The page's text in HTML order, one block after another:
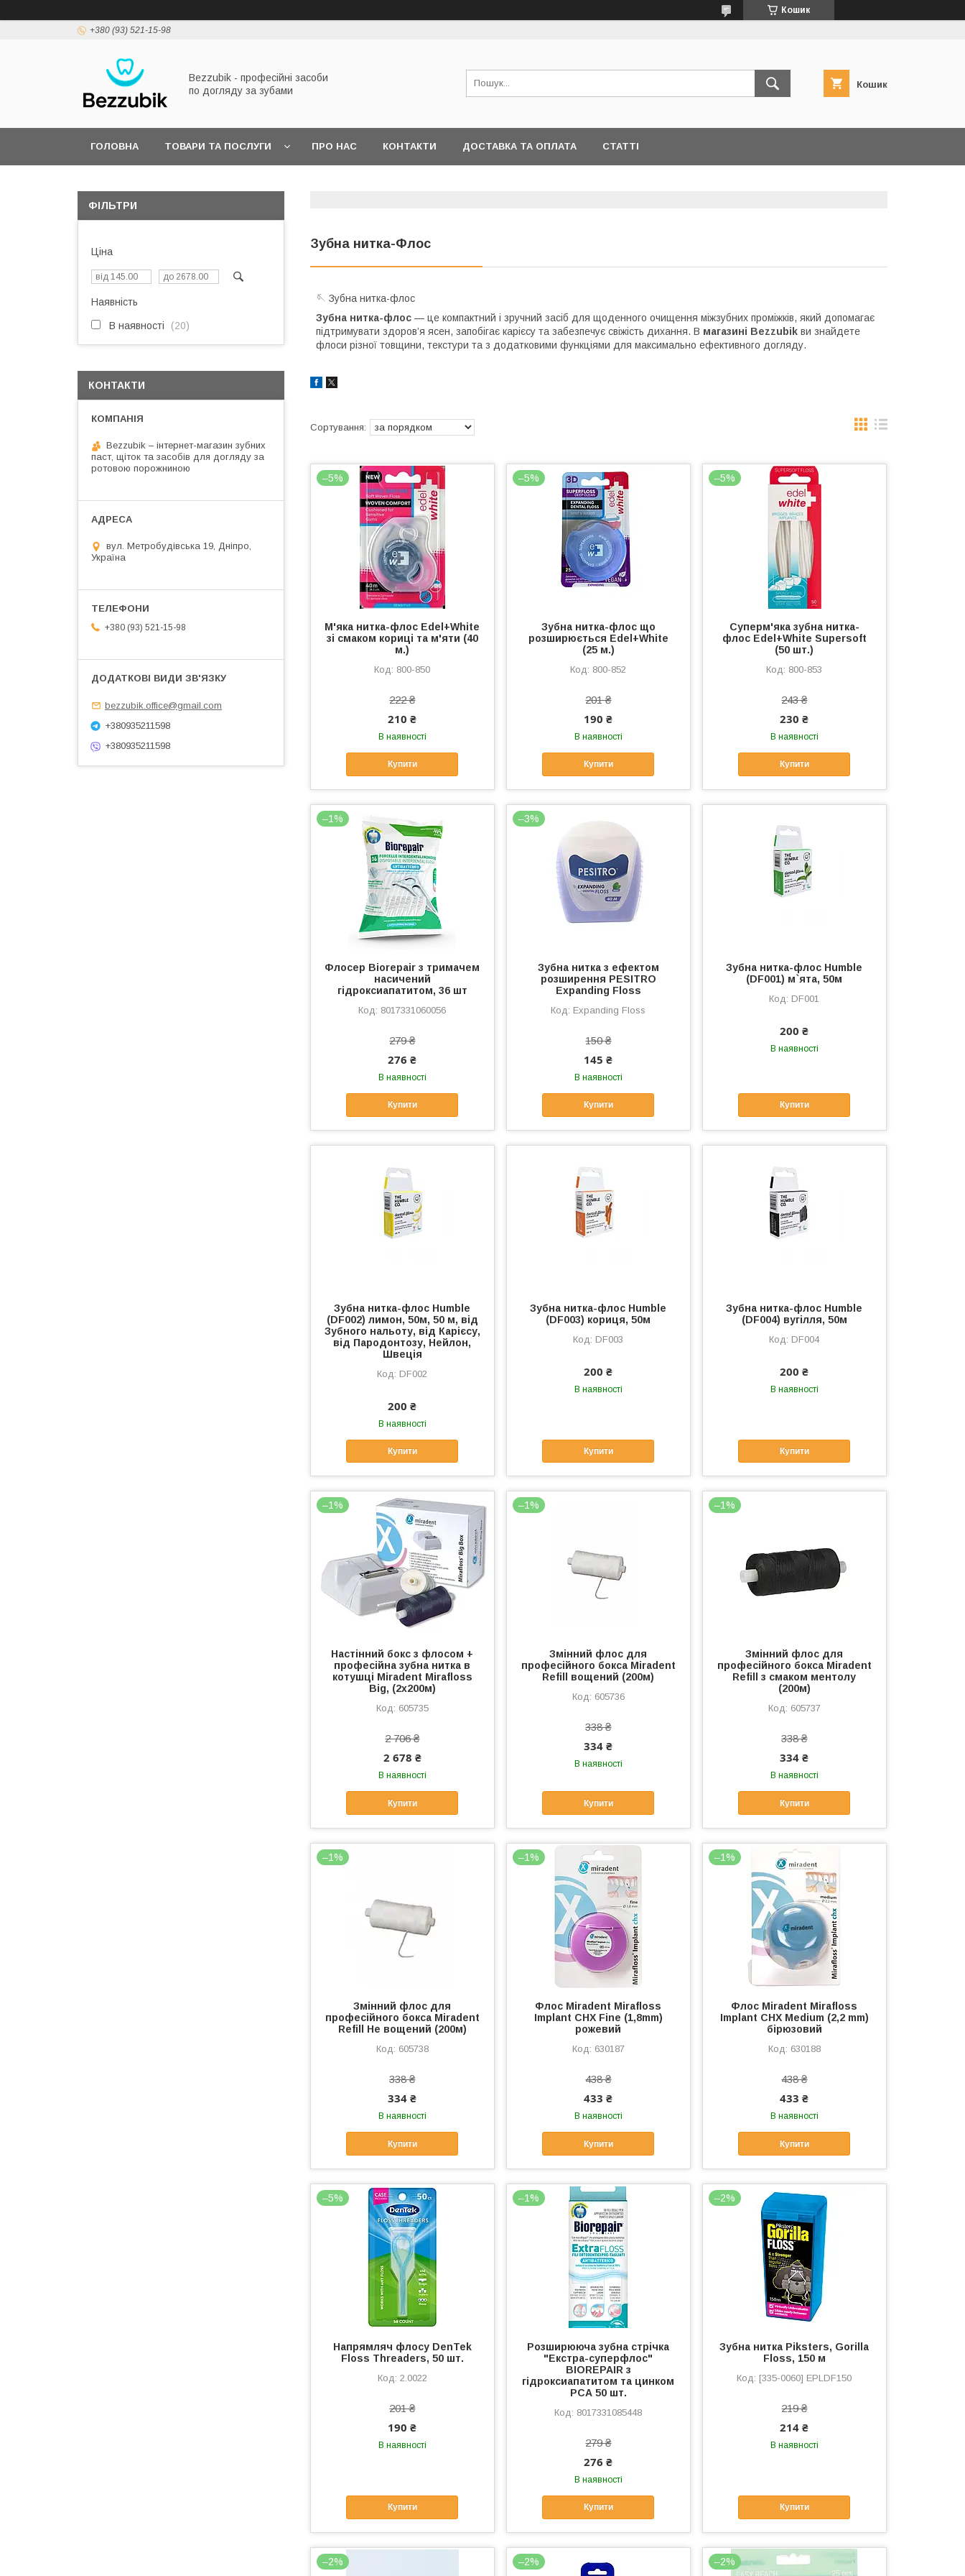
Кошик
+380 (93) 521-15-98
Bezzubik - професійні засоби
по догляду за зубами
Кошик
ГОЛОВНА ТОВАРИ ТА ПОСЛУГИ ПРО НАС КОНТАКТИ ДОСТАВКА ТА ОПЛАТА СТАТТІ
Зубна нитка-Флос
🪡 Зубна нитка-флос
Зубна нитка-флос — це компактний і зручний засіб для щоденного очищення міжзубних проміжків, який допомагає
підтримувати здоров’я ясен, запобігає карієсу та забезпечує свіжість дихання. В магазині Bezzubik ви знайдете
флоси різної товщини, текстури та з додатковими функціями для максимально ефективного догляду.
–5%
М'яка нитка-флос Edel+White
зі смаком кориці та м'яти (40
м.)
800-850
222 ₴
210 ₴
В наявності
Купити
–5%
Зубна нитка-флос що
розширюється Edel+White
(25 м.)
800-852
201 ₴
190 ₴
В наявності
Купити
–5%
Суперм'яка зубна нитка-
флос Edel+White Supersoft
(50 шт.)
800-853
243 ₴
230 ₴
В наявності
Купити
–1%
Флоcер Biorepair з тримачем
насичений
гідроксиапатитом, 36 шт
8017331060056
279 ₴
276 ₴
В наявності
Купити
–3%
Зубна нитка з ефектом
розширення PESITRO
Expanding Floss
Expanding Floss
150 ₴
145 ₴
В наявності
Купити
Зубна нитка-флос Humble
(DF001) м`ята, 50м
DF001
200 ₴
В наявності
Купити
Зубна нитка-флос Humble
(DF002) лимон, 50м, 50 м, від
Зубного нальоту, від Карієсу,
від Пародонтозу, Нейлон,
Швеція
DF002
200 ₴
В наявності
Купити
Зубна нитка-флос Humble
(DF003) кориця, 50м
DF003
200 ₴
В наявності
Купити
Зубна нитка-флос Humble
(DF004) вугілля, 50м
DF004
200 ₴
В наявності
Купити
–1%
Настінний бокс з флосом +
професійна зубна нитка в
котушці Miradent Mirafloss
Big, (2х200м)
605735
2 706 ₴
2 678 ₴
В наявності
Купити
–1%
Змінний флос для
професійного бокса Miradent
Refill вощений (200м)
605736
338 ₴
334 ₴
В наявності
Купити
–1%
Змінний флос для
професійного бокса Miradent
Refill з смаком ментолу
(200м)
605737
338 ₴
334 ₴
В наявності
Купити
–1%
Змінний флос для
професійного бокса Miradent
Refill Не вощений (200м)
605738
338 ₴
334 ₴
В наявності
Купити
–1%
Флос Miradent Mirafloss
Implant CHX Fine (1,8mm)
рожевий
630187
438 ₴
433 ₴
В наявності
Купити
–1%
Флос Miradent Mirafloss
Implant CHX Medium (2,2 mm)
бірюзовий
630188
438 ₴
433 ₴
В наявності
Купити
–5%
Напрямляч флосу DenTek
Floss Threaders, 50 шт.
2.0022
201 ₴
190 ₴
В наявності
Купити
–1%
Розширююча зубна стрічка
"Екстра-суперфлос"
BIOREPAIR з
гідроксиапатитом та цинком
РСА 50 шт.
8017331085448
279 ₴
276 ₴
В наявності
Купити
–2%
Зубна нитка Piksters, Gorilla
Floss, 150 м
[335-0060] EPLDF150
219 ₴
214 ₴
В наявності
Купити
–2% –2% –2%
ФІЛЬТРИ
Ціна
Наявність
В наявності 20
КОНТАКТИ
Bezzubik – інтернет-магазин зубних
паст, щіток та засобів для догляду за
ротовою порожниною
вул. Метробудівська 19, Дніпро,
Україна
+380 (93) 521-15-98
bezzubik.office@gmail.com
+380935211598
+380935211598